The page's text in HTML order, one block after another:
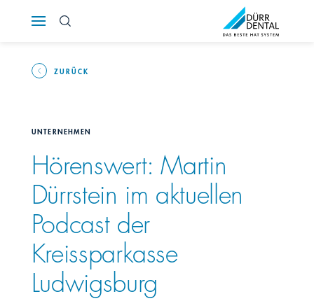
Polska
Suomi
Sverige
Switzerland DE FR IT
ZURÜCK
UNTERNEHMEN
Hörenswert: Martin
Dürrstein im aktuellen
Podcast der
Kreissparkasse
Ludwigsburg